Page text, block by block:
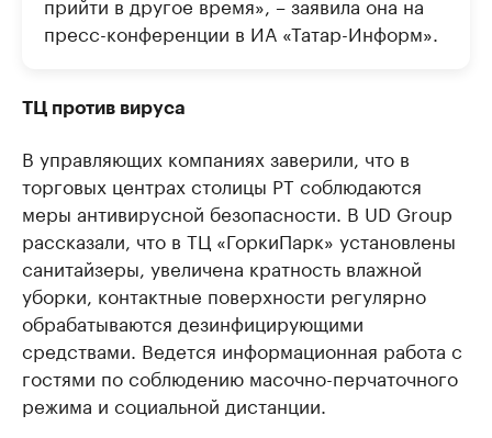
пресс-конференции в ИА «Татар-Информ».
ТЦ против вируса
В управляющих компаниях заверили, что в
торговых центрах столицы РТ соблюдаются
меры антивирусной безопасности. В UD Group
рассказали, что в ТЦ «ГоркиПарк» установлены
санитайзеры, увеличена кратность влажной
уборки, контактные поверхности регулярно
обрабатываются дезинфицирующими
средствами. Ведется информационная работа с
гостями по соблюдению масочно-перчаточного
режима и социальной дистанции.